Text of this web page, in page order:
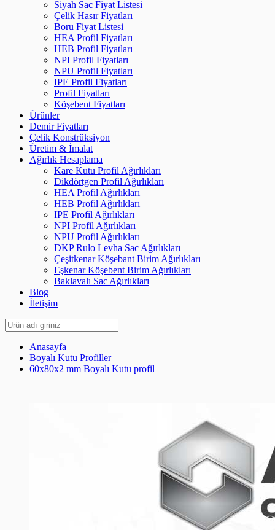
Siyah Sac Fiyat Listesi
Çelik Hasır Fiyatları
Boru Fiyat Listesi
HEA Profil Fiyatları
HEB Profil Fiyatları
NPI Profil Fiyatları
NPU Profil Fiyatları
IPE Profil Fiyatları
Profil Fiyatları
Köşebent Fiyatları
Ürünler
Demir Fiyatları
Çelik Konstrüksiyon
Üretim & İmalat
Ağırlık Hesaplama
Kare Kutu Profil Ağırlıkları
Dikdörtgen Profil Ağırlıkları
HEA Profil Ağırlıkları
HEB Profil Ağırlıkları
IPE Profil Ağırlıkları
NPI Profil Ağırlıkları
NPU Profil Ağırlıkları
DKP Rulo Levha Sac Ağırlıkları
Çeşitkenar Köşebant Birim Ağırlıkları
Eşkenar Köşebent Birim Ağırlıkları
Baklavalı Sac Ağırlıkları
Blog
İletişim
Anasayfa
Boyalı Kutu Profiller
60x80x2 mm Boyalı Kutu profil